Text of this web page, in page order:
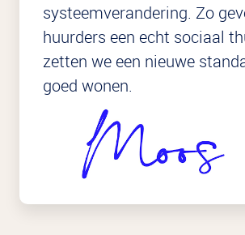
systeemverandering. Zo
huurders een echt sociaal
zetten we een nieuwe
goed wonen.